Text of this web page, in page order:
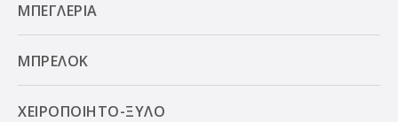
ΜΠΕΓΛΕΡΙΑ
ΜΠΡΕΛΟΚ
ΧΕΙΡΟΠΟΙΗΤΟ-ΞΥΛΟ